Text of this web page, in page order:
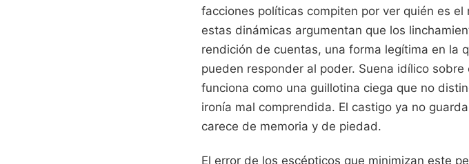
facciones políticas compiten por ver quién es
estas dinámicas argumentan que los
rendición de cuentas, una forma legítima en la
pueden responder al poder. Suena idílico
funciona como una guillotina ciega que no
ironía mal comprendida. El castigo ya no
carece de memoria y de piedad.
El error de los escépticos que minimizan este